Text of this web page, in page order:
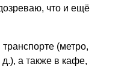
что и ещё
(метро,
д.), а также в кафе,